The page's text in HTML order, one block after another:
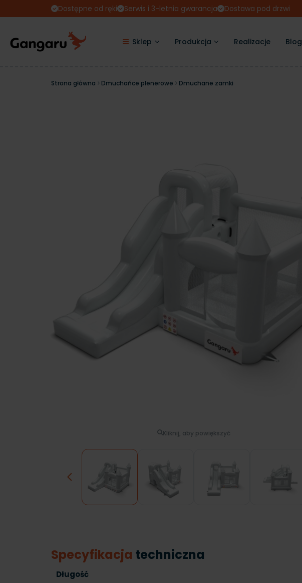
Dostępne od ręki Serwis i 3-letnia gwarancja Dostawa pod drzwi
Sklep Produkcja Realizacje Blog
Strona główna Dmuchańce plenerowe Dmuchane zamki
Kliknij, aby powiększyć
Previous
Specyfikacja techniczna
Długość